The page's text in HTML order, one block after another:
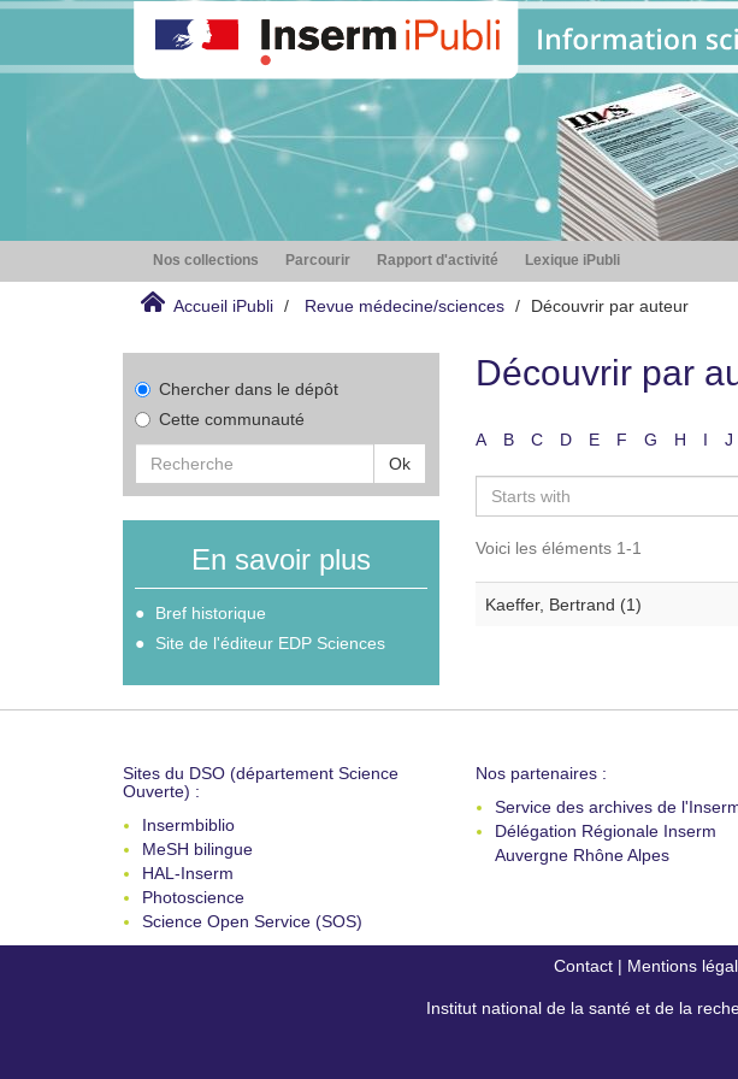
Nos collections Parcourir Rapport d'activité Lexique iPubli
Accueil iPubli Revue médecine/sciences Découvrir par auteur
Chercher dans le dépôt
Cette communauté
Ok
En savoir plus
Bref historique
Site de l'éditeur EDP Sciences
Découvrir par
A B C D E F G H I J
Voici les éléments 1-1
Kaeffer, Bertrand (1)
Sites du DSO (département Science
Ouverte) :
Insermbiblio
MeSH bilingue
HAL-Inserm
Photoscience
Science Open Service (SOS)
Nos partenaires :
Service des archives de
Délégation Régionale Inserm
Auvergne Rhône Alpes
Contact| Mentions
Institut national de la santé et de la